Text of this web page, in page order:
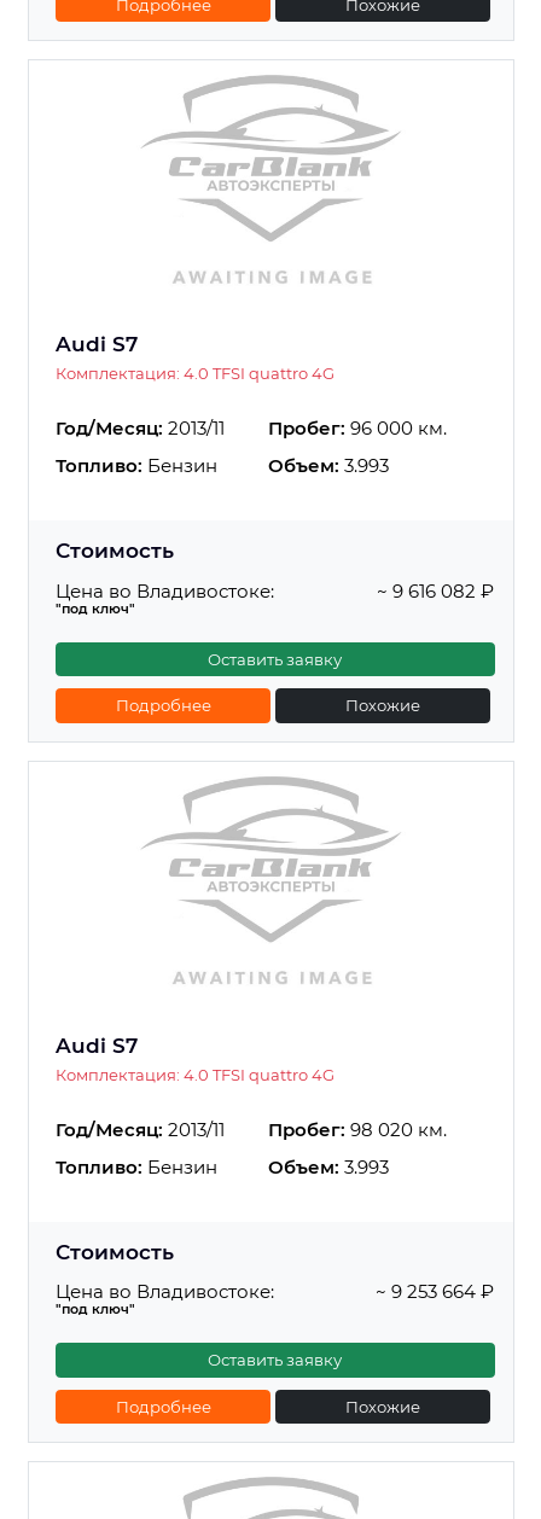
Подробнее Похожие
Audi S7
Комплектация: 4.0 TFSI quattro 4G
Год/Месяц: 2013/11 Пробег: 96 000 км.
Топливо: Бензин Объем: 3.993
Стоимость
Цена во Владивостоке:
"под ключ"
~ 9 616 082 ₽
Оставить заявку
Подробнее Похожие
Audi S7
Комплектация: 4.0 TFSI quattro 4G
Год/Месяц: 2013/11 Пробег: 98 020 км.
Топливо: Бензин Объем: 3.993
Стоимость
Цена во Владивостоке:
"под ключ"
~ 9 253 664 ₽
Оставить заявку
Подробнее Похожие